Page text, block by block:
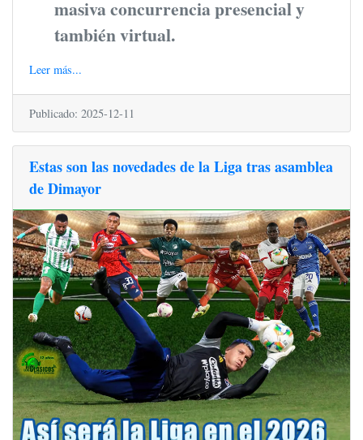
masivaconcurrenciapresencialy
tambiénvirtual.
Leer más...
Publicado: 2025-12-11
Estas son las novedades de la Liga tras asamblea
de Dimayor